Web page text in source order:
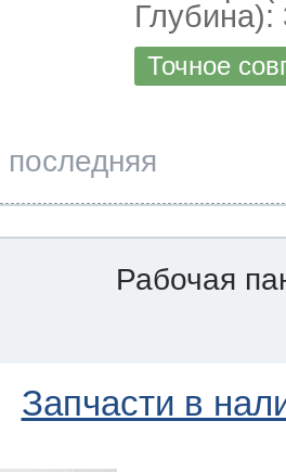
Глубина):
Точное
Рабочая
Запчасти в